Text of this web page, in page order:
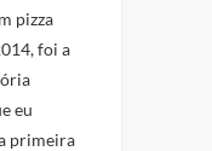
foi a
eu
primeira